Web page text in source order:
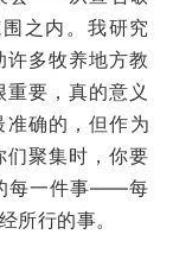
之内。我研究
多牧养地方教
要，真的意义
准确的，但作为
们聚集时，你要
每一件事——每
所行的事。